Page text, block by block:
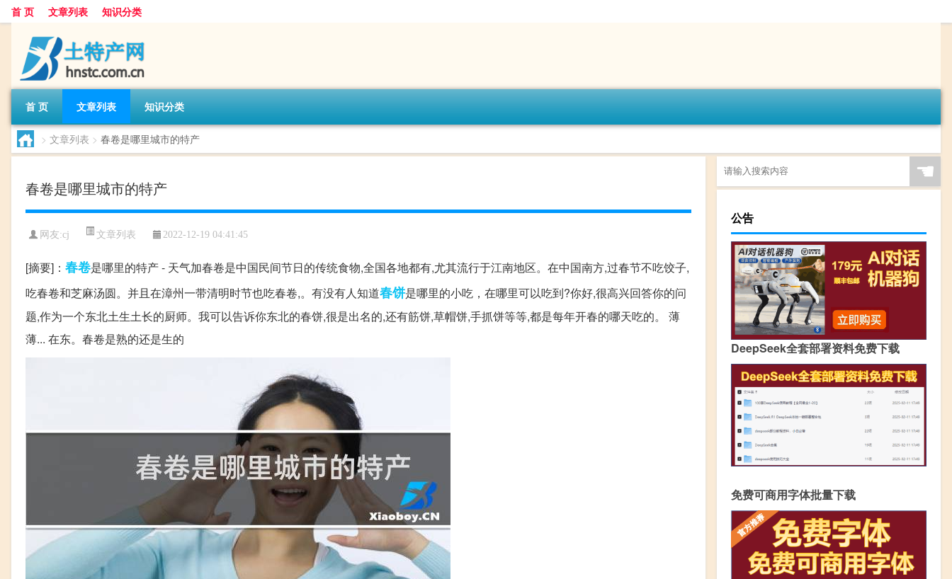
首 页 文章列表 知识分类
首 页 文章列表 知识分类
> 文章列表 > 春卷是哪里城市的特产
春卷是哪里城市的特产
网友:cj 文章列表 2022-12-19 04:41:45
[摘要]： 春卷是哪里的特产 - 天气加春卷是中国民间节日的传统食物,全国各地都有,尤其流行于江南地区。在中国南方,过春节不吃饺子,
吃春卷和芝麻汤圆。并且在漳州一带清明时节也吃春卷,。有没有人知道春饼是哪里的小吃，在哪里可以吃到?你好,很高兴回答你的问
题,作为一个东北土生土长的厨师。我可以告诉你东北的春饼,很是出名的,还有筋饼,草帽饼,手抓饼等等,都是每年开春的哪天吃的。 薄
薄... 在东。春卷是熟的还是生的
☚
公告
DeepSeek全套部署资料免费下载
免费可商用字体批量下载